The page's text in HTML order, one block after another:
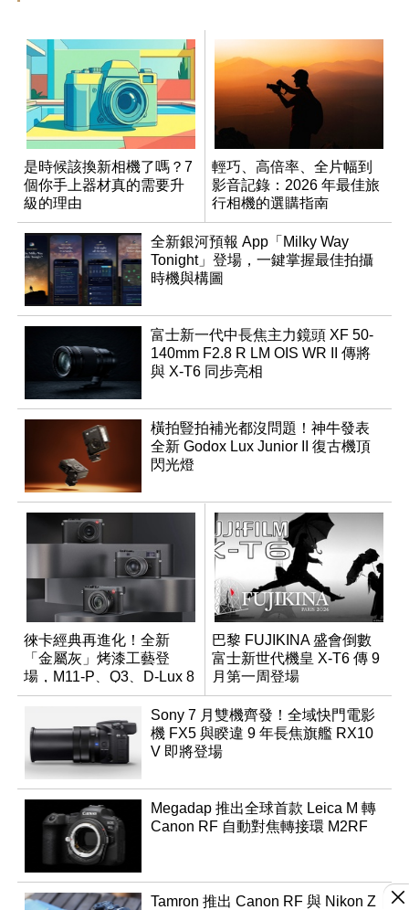
是時候該換新相機了嗎？7
個你手上器材真的需要升
級的理由
輕巧、高倍率、全片幅到
影音記錄：2026 年最佳旅
行相機的選購指南
全新銀河預報 App「Milky Way
Tonight」登場，一鍵掌握最佳拍攝
時機與構圖
富士新一代中長焦主力鏡頭 XF 50-
140mm F2.8 R LM OIS WR II 傳將
與 X-T6 同步亮相
橫拍豎拍補光都沒問題！神牛發表
全新 Godox Lux Junior II 復古機頂
閃光燈
徠卡經典再進化！全新
「金屬灰」烤漆工藝登
場，M11-P、Q3、D-Lux 8
領銜換裝
巴黎 FUJIKINA 盛會倒數
富士新世代機皇 X-T6 傳 9
月第一周登場
Sony 7 月雙機齊發！全域快門電影
機 FX5 與睽違 9 年長焦旗艦 RX10
V 即將登場
Megadap 推出全球首款 Leica M 轉
Canon RF 自動對焦轉接環 M2RF
Tamron 推出 Canon RF 與 Nikon Z